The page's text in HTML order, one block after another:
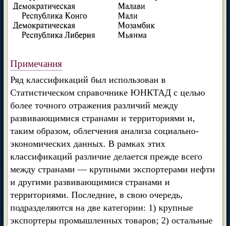
Примечания
Ряд классификаций был использован в
Статистическом справочнике ЮНКТАД с целью
более точного отражения различий между
развивающимися странами и территориями и,
таким образом, облегчения анализа социально-
экономических данных. В рамках этих
классификаций различие делается прежде всего
между странами — крупными экспортерами нефти
и другими развивающимися странами и
территориями. Последние, в свою очередь,
подразделяются на две категории: 1) крупные
экспортеры промышленных товаров; 2) остальные